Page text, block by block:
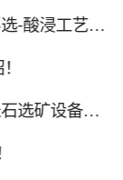
工艺流程介绍
备大汇总！